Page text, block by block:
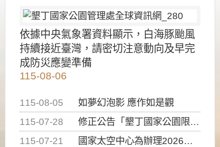
依據中央氣象署資料顯示，白海豚颱風
持續接近臺灣，請密切注意動向及早完
成防災應變準備
115-08-06
115-08-05
如夢幻泡影 應作如是觀
115-07-28
修正公告「墾丁國家公園限制水域遊憩活動之種類、範圍、時間及行為」，自即日生效。
115-07-21
國家太空中心為辦理2026台灣盃火箭競賽，陸、海、空域警戒及協調相關事宜，因颱風備案事宜